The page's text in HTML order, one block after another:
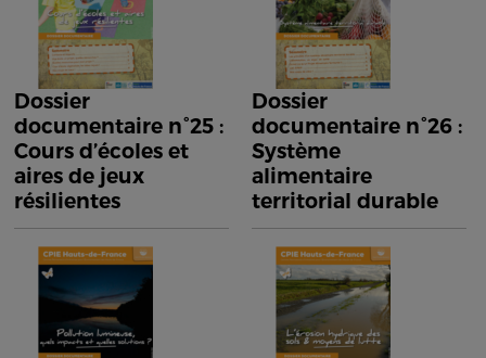
Dossier
documentaire n°25 :
Cours d’écoles et
aires de jeux
résilientes
Dossier
documentaire n°26 :
Système
alimentaire
territorial durable